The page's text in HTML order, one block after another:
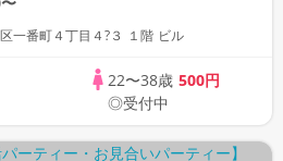
一番町４丁目４?３ １階 ビル
22〜38歳 500円
◎受付中